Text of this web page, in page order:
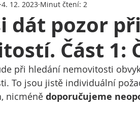
dát pozor
Část 1:
4. 12. 2023 Minut čtení: 2
při hledání nemovitosti
To jsou jistě individuální
nicméně doporučujeme